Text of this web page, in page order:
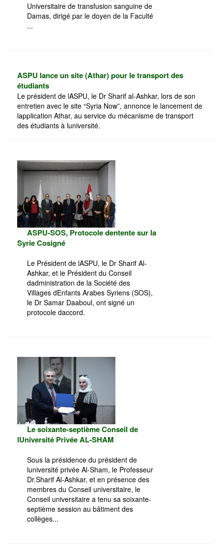
Universitaire de transfusion sanguine de
Damas, dirigé par le doyen de la Faculté
...
ASPU lance un site (Athar) pour le transport des
étudiants
Le président de lASPU, le Dr Sharif al-Ashkar, lors de son
entretien avec le site “Syria Now”, annonce le lancement de
lapplication Athar, au service du mécanisme de transport
des étudiants à luniversité.
ASPU-SOS, Protocole dentente sur la
Syrie Cosigné
Le Président de lASPU, le Dr Sharif Al-
Ashkar, et le Président du Conseil
dadministration de la Société des
Villages dEnfants Arabes Syriens (SOS),
le Dr Samar Daaboul, ont signé un
protocole daccord.
Le soixante-septième Conseil de
lUniversité Privée AL-SHAM
Sous la présidence du président de
luniversité privée Al-Sham, le Professeur
Dr.Sharif Al-Ashkar, et en présence des
membres du Conseil universitaire, le
Conseil universitaire a tenu sa soixante-
septième session au bâtiment des
collèges...